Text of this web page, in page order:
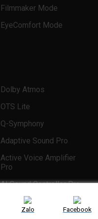
Filmmaker Mode
EyeComfort Mode
Dolby Atmos
OTS Lite
Q-Symphony
Adaptive Sound Pro
Active Voice Amplifier
Pro
AI Sound Controller Pro
Hệ thống loa: 2.1CH
Zalo Facebook